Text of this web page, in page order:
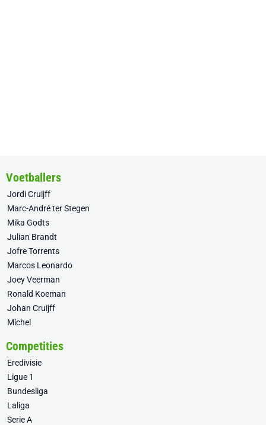
Voetballers
Jordi Cruijff
Marc-André ter Stegen
Mika Godts
Julian Brandt
Jofre Torrents
Marcos Leonardo
Joey Veerman
Ronald Koeman
Johan Cruijff
Míchel
Competities
Eredivisie
Ligue 1
Bundesliga
Laliga
Serie A